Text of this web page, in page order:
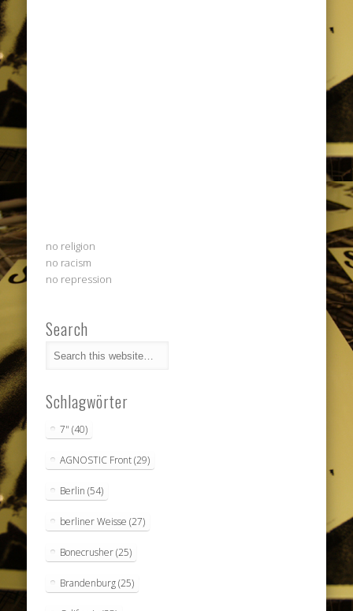
no religion
no racism
no repression
Search
Schlagwörter
7" (40)
AGNOSTIC Front(29)
Berlin (54)
berliner Weisse (27)
Bonecrusher(25)
Brandenburg(25)